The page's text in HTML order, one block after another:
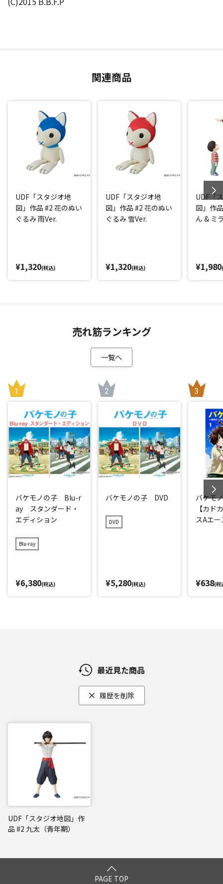
関連商品
UDF「スタジオ地
図」作品 #2 花のぬい
ぐるみ 雨Ver.
¥1,320(税込)
UDF「スタジオ地
図」作品 #2 花のぬい
ぐるみ 雪Ver.
¥1,320(税込)
UDF「
図」作
ん & ミ
¥1,980
売れ筋ランキング
一覧へ
バケモノの子 Blu-r
ay スタンダード・
エディション
Blu-ray
¥6,380(税込)
バケモノの子 DVD
DVD
¥5,280(税込)
バケモ
【カド
スAエ
¥638(税
最近見た商品
履歴を削除
UDF「スタジオ地図」作
品 #2 九太（青年期）
PAGE TOP